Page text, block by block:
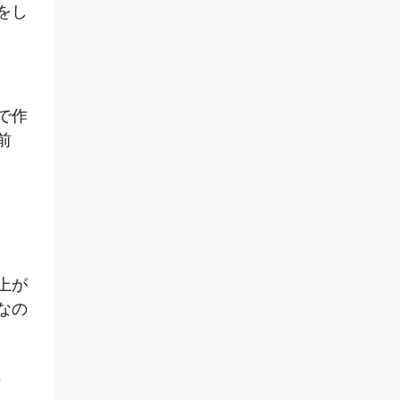
し
作
が
の